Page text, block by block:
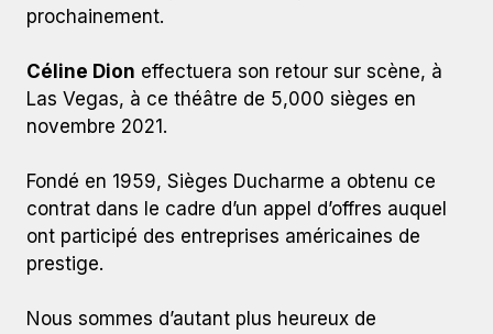
prochainement.
Céline Dion effectuera son retour sur scène, à
Las Vegas, à ce théâtre de 5,000 sièges en
novembre 2021.
Fondé en 1959, Sièges Ducharme a obtenu ce
contrat dans le cadre d’un appel d’offres auquel
ont participé des entreprises américaines de
prestige.
Nous sommes d’autant plus heureux de